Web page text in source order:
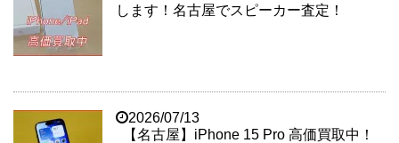
します！名古屋でスピーカー査定！
2026/07/13
【名古屋】iPhone 15 Pro 高価買取中！